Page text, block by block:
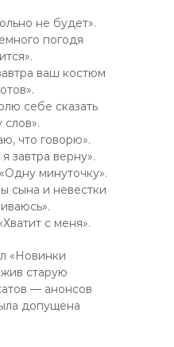
не будет».
погодя
ваш костюм
себе сказать
слов».
что говорю».
завтра верну».
минуточку».
сына и невестки
с меня».
«Новинки
старую
— анонсов
допущена